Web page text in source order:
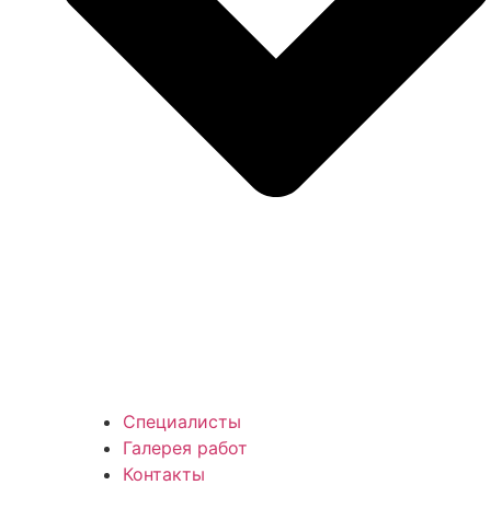
Специалисты
Галерея работ
Контакты